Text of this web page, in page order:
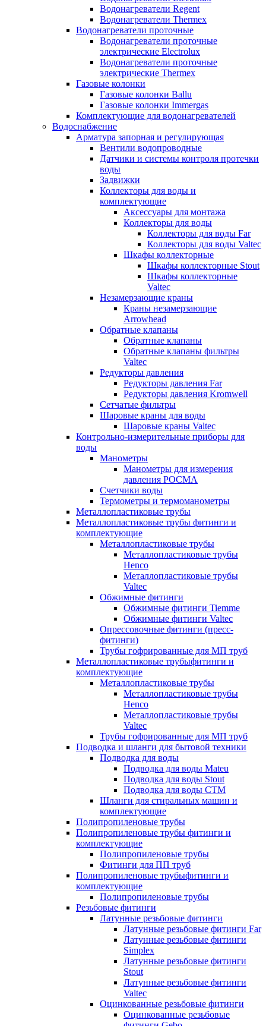
Водонагреватели Regent
Водонагреватели Thermex
Водонагреватели проточные
Водонагреватели проточные
электрические Electrolux
Водонагреватели проточные
электрические Thermex
Газовые колонки
Газовые колонки Ballu
Газовые колонки Immergas
Комплектующие для водонагревателей
Водоснабжение
Арматура запорная и регулирующая
Вентили водопроводные
Датчики и системы контроля протечки
воды
Задвижки
Коллекторы для воды и
комплектующие
Аксессуары для монтажа
Коллекторы для воды
Коллекторы для воды Far
Коллекторы для воды Valtec
Шкафы коллекторные
Шкафы коллекторные Stout
Шкафы коллекторные
Valtec
Незамерзающие краны
Краны незамерзающие
Arrowhead
Обратные клапаны
Обратные клапаны
Обратные клапаны фильтры
Valtec
Редукторы давления
Редукторы давления Far
Редукторы давления Kromwell
Сетчатые фильтры
Шаровые краны для воды
Шаровые краны Valtec
Контрольно-измерительные приборы для
воды
Манометры
Манометры для измерения
давления РОСМА
Счетчики воды
Термометры и термоманометры
Металлопластиковые трубы
Металлопластиковые трубы фитинги и
комплектующие
Металлопластиковые трубы
Металлопластиковые трубы
Henco
Металлопластиковые трубы
Valtec
Обжимные фитинги
Обжимные фитинги Tiemme
Обжимные фитинги Valtec
Опрессовочные фитинги (пресс-
фитинги)
Трубы гофрированные для МП труб
Металлопластиковые трубыфитинги и
комплектующие
Металлопластиковые трубы
Металлопластиковые трубы
Henco
Металлопластиковые трубы
Valtec
Трубы гофрированные для МП труб
Подводка и шланги для бытовой техники
Подводка для воды
Подводка для воды Mateu
Подводка для воды Stout
Подводка для воды СТМ
Шланги для стиральных машин и
комплектующие
Полипропиленовые трубы
Полипропиленовые трубы фитинги и
комплектующие
Полипропиленовые трубы
Фитинги для ПП труб
Полипропиленовые трубыфитинги и
комплектующие
Полипропиленовые трубы
Резьбовые фитинги
Латунные резьбовые фитинги
Латунные резьбовые фитинги Far
Латунные резьбовые фитинги
Simplex
Латунные резьбовые фитинги
Stout
Латунные резьбовые фитинги
Valtec
Оцинкованные резьбовые фитинги
Оцинкованные резьбовые